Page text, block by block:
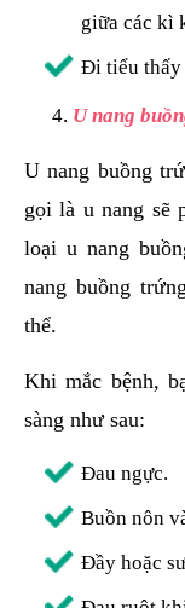
giữa các kì
Đi tiểu thấy
U nang
U nang buồng
gọi là u nang sẽ
loại u nang
nang buồng
thể.
Khi mắc bệnh,
sàng như sau:
Đau ngực.
Buồn nôn
Đầy hoặc